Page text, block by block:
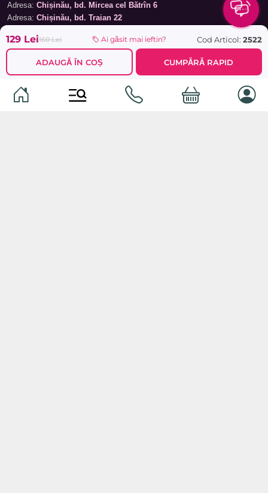
129 Lei160 Lei Ai găsit mai ieftin? Cod Articol: 2522
ADAUGĂ ÎN COȘ CUMPĂRĂ RAPID
Adresa: Chișinău, bd. Mircea cel Bătrîn 6
Adresa: Chișinău, bd. Traian 22
Programul magazinelor
Luni – Sâmbătă: 09:00 – 19:00
Duminică: 09:00 – 17:00
Program procesare comenzi online